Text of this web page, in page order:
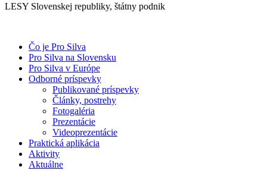
LESY Slovenskej republiky, štátny podnik
Čo je Pro Silva
Pro Silva na Slovensku
Pro Silva v Európe
Odborné príspevky
Publikované príspevky
Články, postrehy
Fotogaléria
Prezentácie
Videoprezentácie
Praktická aplikácia
Aktivity
Aktuálne